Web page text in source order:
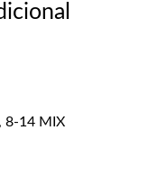
8-14 MIX